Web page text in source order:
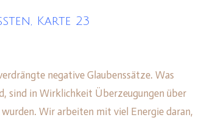
Karte 23
negative Glaubenssätze. Was
sind in Wirklichkeit Überzeugungen über
Wir arbeiten mit viel Energie daran,